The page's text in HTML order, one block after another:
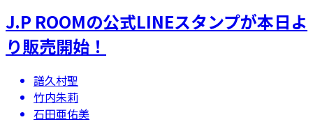
​​J.P ROOMの公式LINEスタンプが本日よ
り販売開始！
譜久村聖
竹内朱莉
石田亜佑美